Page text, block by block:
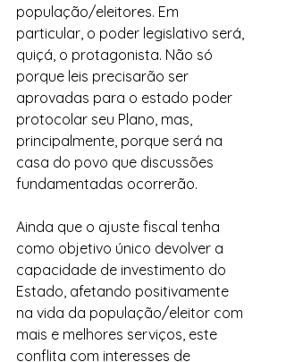
população/eleitores. Em
particular, o poder legislativo será,
quiçá, o protagonista. Não só
porque leis precisarão ser
aprovadas para o estado poder
protocolar seu Plano, mas,
principalmente, porque será na
casa do povo que discussões
fundamentadas ocorrerão.
Ainda que o ajuste fiscal tenha
como objetivo único devolver a
capacidade de investimento do
Estado, afetando positivamente
na vida da população/eleitor com
mais e melhores serviços, este
conflita com interesses de